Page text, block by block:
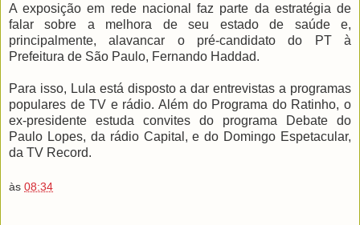
A exposição em rede nacional faz parte da estratégia de
falar sobre a melhora de seu estado de saúde e,
principalmente, alavancar o pré-candidato do PT à
Prefeitura de São Paulo, Fernando Haddad.
Para isso, Lula está disposto a dar entrevistas a programas
populares de TV e rádio. Além do Programa do Ratinho, o
ex-presidente estuda convites do programa Debate do
Paulo Lopes, da rádio Capital, e do Domingo Espetacular,
da TV Record.
às 08:34